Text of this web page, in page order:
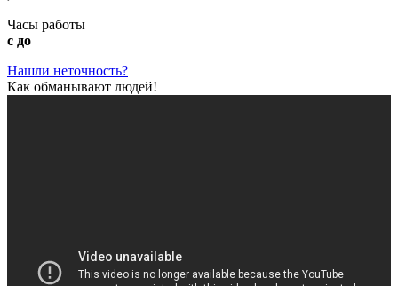
Часы работы
с до
Нашли неточность?
Как обманывают людей!